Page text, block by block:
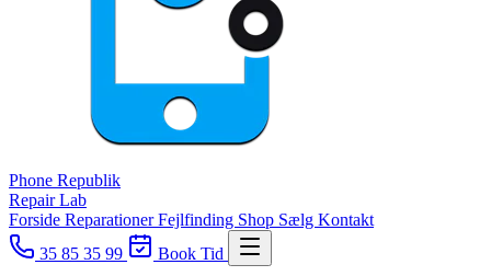
Phone Republik
Repair Lab
Forside ReparationerFejlfinding Shop Sælg Kontakt
35 85 35 99
Book Tid